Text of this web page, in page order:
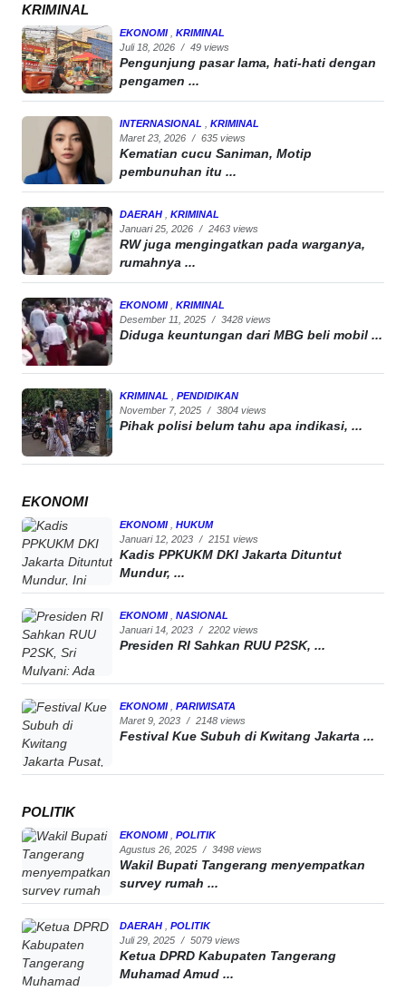
KRIMINAL
EKONOMI
KRIMINAL
Juli 18, 2026 / 49 views
Pengunjung pasar lama, hati-hati dengan
pengamen ...
INTERNASIONAL
KRIMINAL
Maret 23, 2026 / 635 views
Kematian cucu Saniman, Motip
pembunuhan itu ...
DAERAH
KRIMINAL
Januari 25, 2026 / 2463 views
RW juga mengingatkan pada warganya,
rumahnya ...
EKONOMI
KRIMINAL
Desember 11, 2025 / 3428 views
Diduga keuntungan dari MBG beli mobil ...
KRIMINAL
PENDIDIKAN
November 7, 2025 / 3804 views
Pihak polisi belum tahu apa indikasi, ...
EKONOMI
EKONOMI
HUKUM
Januari 12, 2023 / 2151 views
Kadis PPKUKM DKI Jakarta Dituntut
Mundur, ...
EKONOMI
NASIONAL
Januari 14, 2023 / 2202 views
Presiden RI Sahkan RUU P2SK, ...
EKONOMI
PARIWISATA
Maret 9, 2023 / 2148 views
Festival Kue Subuh di Kwitang Jakarta ...
POLITIK
EKONOMI
POLITIK
Agustus 26, 2025 / 3498 views
Wakil Bupati Tangerang menyempatkan
survey rumah ...
DAERAH
POLITIK
Juli 29, 2025 / 5079 views
Ketua DPRD Kabupaten Tangerang
Muhamad Amud ...